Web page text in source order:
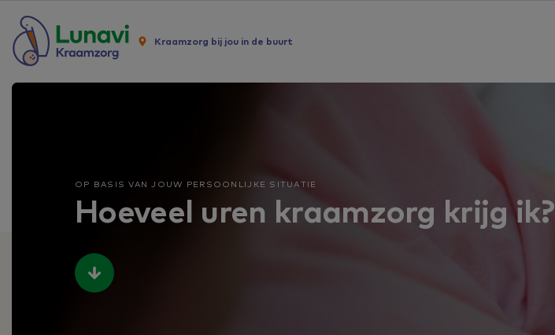
Kraamzorg bij jou in de buurt
OP BASIS VAN JOUW PERSOONLIJKE SITUATIE
Hoeveel uren kraamzorg krijg ik?